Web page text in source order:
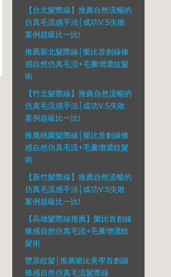
【台北髮際線】推薦自然流暢的
仿真毛流感手法│成功V.S失敗
案例超級比一比!
推薦新北髮際線│樂比首創線條
感自然仿真毛流+毛囊增濃紋髮
術
【竹北髮際線】推薦自然流暢的
仿真毛流感手法│成功V.S失敗
案例超級比一比!
推薦桃園髮際線│樂比首創線條
感自然仿真毛流+毛囊增濃紋髮
術
【新竹髮際線】推薦自然流暢的
仿真毛流感手法│成功V.S失敗
案例超級比一比!
【高雄髮際線推薦】樂比首創線
條感自然仿真毛流+毛囊增濃紋
髮術
豐原紋髮│推薦樂比美學首創線
條感自然仿真毛流髮際線